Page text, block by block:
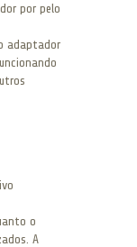
por pelo
adaptador
o
A